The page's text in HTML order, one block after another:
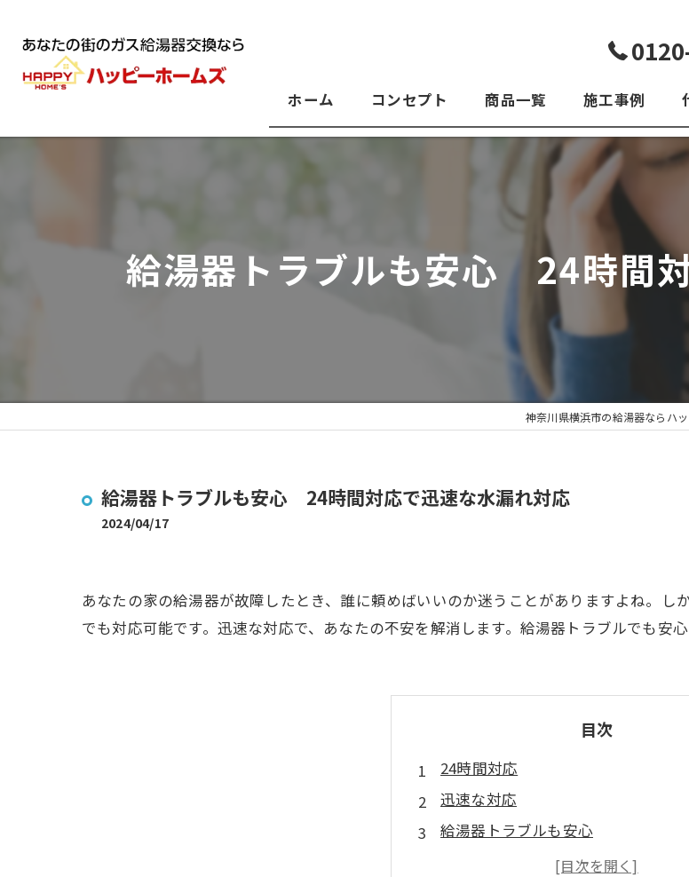
ホーム コンセプト 商品一覧
よくある質問
施工事例
給湯器トラブルも安心 24時間
神奈川県横浜市の給湯器ならハ
給湯器トラブルも安心 24時間対応で迅速な水漏れ対応
2024/04/17
あなたの家の給湯器が故障したとき、誰に頼めばいいのか迷うことがありますよね。
でも対応可能です。迅速な対応で、あなたの不安を解消します。給湯器トラブルでも安心
目次
24時間対応
迅速な対応
給湯器トラブルも安心